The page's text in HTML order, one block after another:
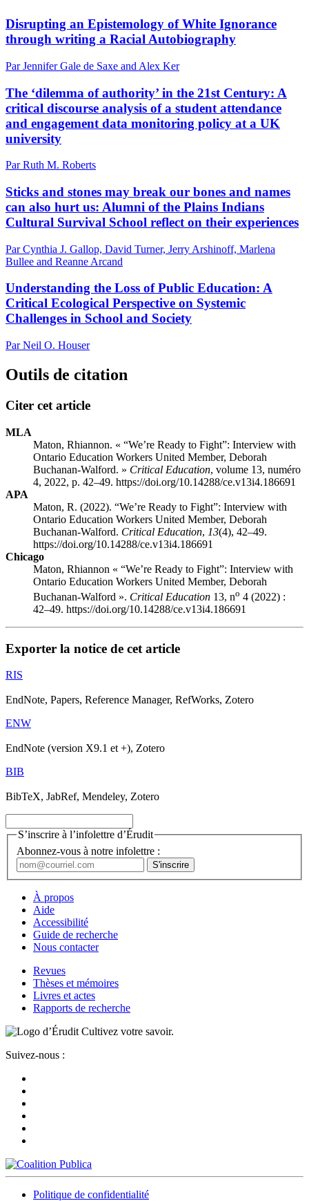
Disrupting an Epistemology of White Ignorance
through writing a Racial Autobiography
Par Jennifer Gale de Saxe and Alex Ker
The ‘dilemma of authority’ in the 21st Century: A
critical discourse analysis of a student attendance
and engagement data monitoring policy at a UK
university
Par Ruth M. Roberts
Sticks and stones may break our bones and names
can also hurt us: Alumni of the Plains Indians
Cultural Survival School reflect on their experiences
Par Cynthia J. Gallop, David Turner, Jerry Arshinoff, Marlena
Bullee and Reanne Arcand
Understanding the Loss of Public Education: A
Critical Ecological Perspective on Systemic
Challenges in School and Society
Par Neil O. Houser
Outils de citation
Citer cet article
MLA
Maton, Rhiannon. « “We’re Ready to Fight”: Interview with
Ontario Education Workers United Member, Deborah
Buchanan-Walford. » Critical Education, volume 13, numéro
4, 2022, p. 42–49. https://doi.org/10.14288/ce.v13i4.186691
APA
Maton, R. (2022). “We’re Ready to Fight”: Interview with
Ontario Education Workers United Member, Deborah
Buchanan-Walford. Critical Education, 13(4), 42–49.
https://doi.org/10.14288/ce.v13i4.186691
Chicago
Maton, Rhiannon « “We’re Ready to Fight”: Interview with
Ontario Education Workers United Member, Deborah
Buchanan-Walford ». Critical Education 13, no 4 (2022) :
42–49. https://doi.org/10.14288/ce.v13i4.186691
Exporter la notice de cet article
RIS
EndNote, Papers, Reference Manager, RefWorks, Zotero
ENW
EndNote (version X9.1 et +), Zotero
BIB
BibTeX, JabRef, Mendeley, Zotero
S’inscrire à l’infolettre d’Érudit
Abonnez-vous à notre infolettre :
À propos
Aide
Accessibilité
Guide de recherche
Nous contacter
Revues
Thèses et mémoires
Livres et actes
Rapports de recherche
Cultivez votre savoir.
Suivez-nous :
Politique de confidentialité